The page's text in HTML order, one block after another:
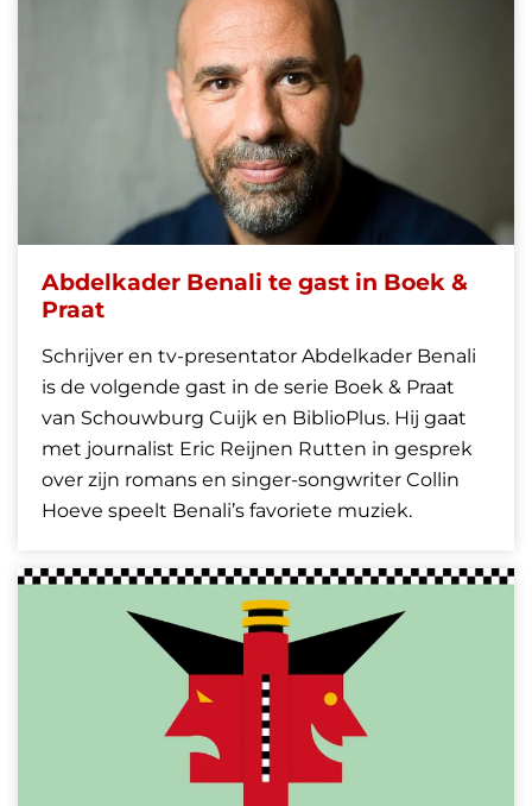
Abdelkader Benali te gast in Boek &
Praat
Schrijver en tv-presentator Abdelkader Benali
is de volgende gast in de serie Boek & Praat
van Schouwburg Cuijk en BiblioPlus. Hij gaat
met journalist Eric Reijnen Rutten in gesprek
over zijn romans en singer-songwriter Collin
Hoeve speelt Benali’s favoriete muziek.